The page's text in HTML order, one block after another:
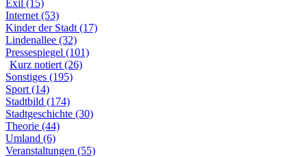
Exil (15)
Internet (53)
Kinder der Stadt (17)
Lindenallee (32)
Pressespiegel (101)
Kurz notiert (26)
Sonstiges (195)
Sport (14)
Stadtbild (174)
Stadtgeschichte (30)
Theorie (44)
Umland (6)
Veranstaltungen (55)